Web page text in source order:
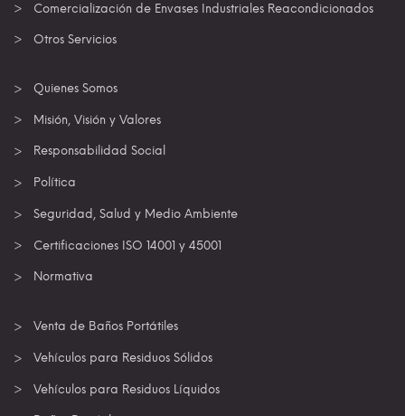
Comercialización de Envases Industriales Reacondicionados
Otros Servicios
Quienes Somos
Misión, Visión y Valores
Responsabilidad Social
Política
Seguridad, Salud y Medio Ambiente
Certificaciones ISO 14001 y 45001
Normativa
Venta de Baños Portátiles
Vehículos para Residuos Sólidos
Vehículos para Residuos Líquidos